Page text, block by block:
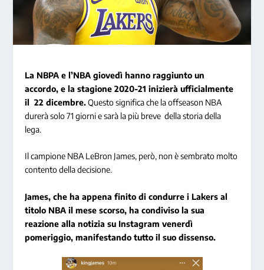
La NBPA e l’NBA giovedì hanno raggiunto un
accordo, e la stagione 2020-21 inizierà ufficialmente
il 22 dicembre.Questo significa che la offseason NBA
durerà solo 71 giorni e sarà la più breve della storia della
lega.
Il campione NBA LeBron James, però, non è sembrato molto
contento della decisione.
James, che ha appena finito di condurre i Lakers al
titolo NBA il mese scorso, ha condiviso la sua
reazione alla notizia su Instagram venerdì
pomeriggio, manifestando tutto il suo dissenso.